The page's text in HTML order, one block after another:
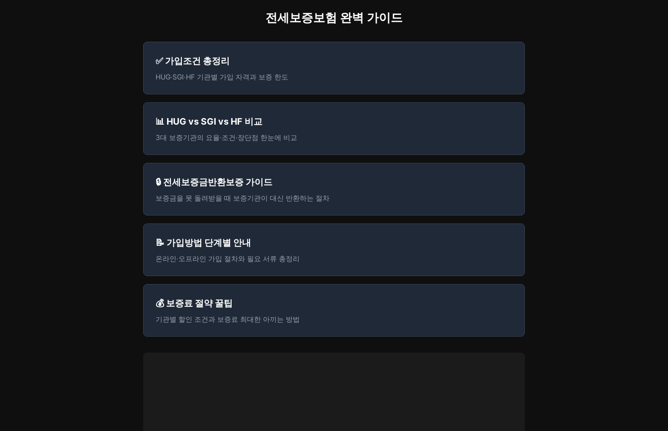
전세보증보험 완벽 가이드
✅ 가입조건 총정리
HUG·SGI·HF 기관별 가입 자격과 보증 한도
📊 HUG vs SGI vs HF 비교
3대 보증기관의 요율·조건·장단점 한눈에 비교
🔒 전세보증금반환보증 가이드
보증금을 못 돌려받을 때 보증기관이 대신 반환하는 절차
📝 가입방법 단계별 안내
온라인·오프라인 가입 절차와 필요 서류 총정리
💰 보증료 절약 꿀팁
기관별 할인 조건과 보증료 최대한 아끼는 방법